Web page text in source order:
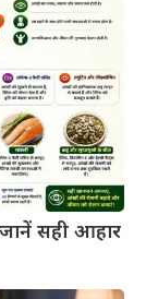
सही आहार